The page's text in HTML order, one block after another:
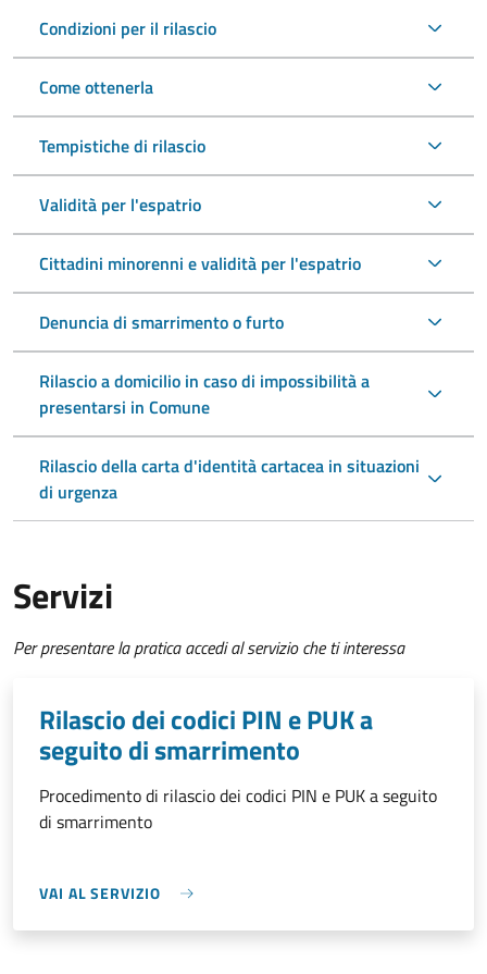
Condizioni per il rilascio
Come ottenerla
Tempistiche di rilascio
Validità per l'espatrio
Cittadini minorenni e validità per l'espatrio
Denuncia di smarrimento o furto
Rilascio a domicilio in caso di impossibilità a
presentarsi in Comune
Rilascio della carta d'identità cartacea in situazioni
di urgenza
Servizi
Per presentare la pratica accedi al servizio che ti interessa
Rilascio dei codici PIN e PUK a
seguito di smarrimento
Procedimento di rilascio dei codici PIN e PUK a seguito
di smarrimento
VAI AL SERVIZIO